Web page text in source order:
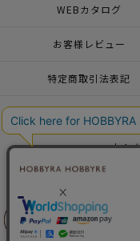
前に戻る
前に戻る
WEBカタログ
お客様レビュー
特定商取引法表記
おト
© 2026 HOBBYRA